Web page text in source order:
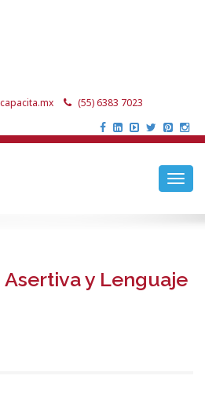
(55) 6383 7023
y Lenguaje